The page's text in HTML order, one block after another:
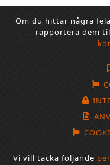
Om du hittar några
rapportera dem
Vi vill tacka följande